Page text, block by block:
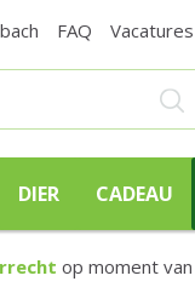
FAQ Vacatures
DIER CADEAU
op moment